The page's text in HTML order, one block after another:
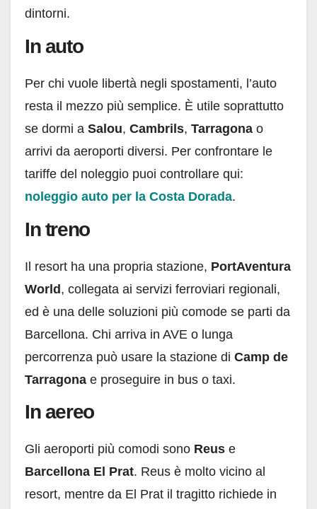
dintorni.
In auto
Per chi vuole libertà negli spostamenti, l’auto
resta il mezzo più semplice. È utile soprattutto
se dormi a Salou, Cambrils, Tarragona o
arrivi da aeroporti diversi. Per confrontare le
tariffe del noleggio puoi controllare qui:
noleggio auto per la Costa Dorada.
In treno
Il resort ha una propria stazione, PortAventura
World, collegata ai servizi ferroviari regionali,
ed è una delle soluzioni più comode se parti da
Barcellona. Chi arriva in AVE o lunga
percorrenza può usare la stazione di Camp de
Tarragona e proseguire in bus o taxi.
In aereo
Gli aeroporti più comodi sono Reus e
Barcellona El Prat. Reus è molto vicino al
resort, mentre da El Prat il tragitto richiede in